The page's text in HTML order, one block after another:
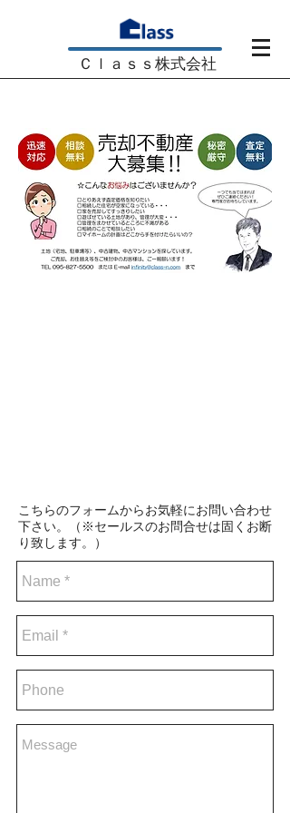
​Ｃｌａｓｓ株式会社
こちらのフォームからお気軽にお問い合わせ
下さい。（※セールスのお問合せは固くお断
り致します。）